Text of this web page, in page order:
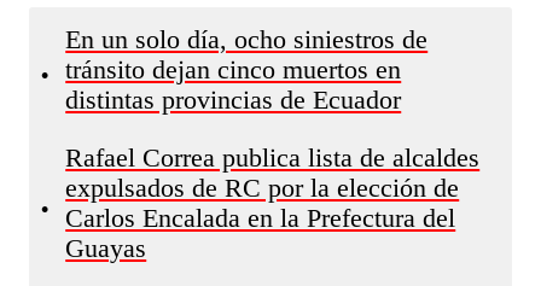
•
En un solo día, ocho siniestros de
tránsito dejan cinco muertos en
distintas provincias de Ecuador
•
Rafael Correa publica lista de alcaldes
expulsados de RC por la elección de
Carlos Encalada en la Prefectura del
Guayas